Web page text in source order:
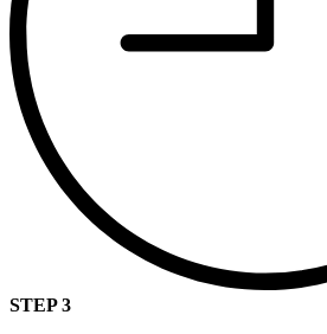
STEP 3